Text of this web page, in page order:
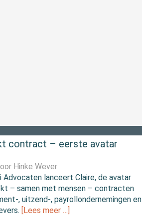
contract – eerste avatar
Hinke Wever
Advocaten lanceert Claire, de avatar
– samen met mensen – contracten
, uitzend-, payrollondernemingen en
[Lees meer …]